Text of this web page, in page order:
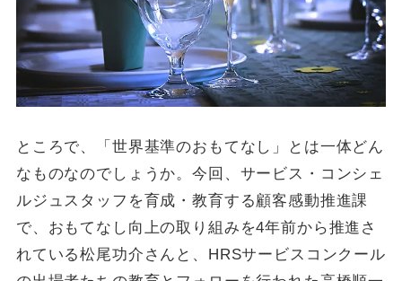
ところで、「世界基準のおもてなし」とは一体どん
なものなのでしょうか。今回、サービス・コンシェ
ルジュスタッフを育成・教育する顧客感動推進課
で、おもてなし向上の取り組みを4年前から推進さ
れている松尾功介さんと、HRSサービスコンクール